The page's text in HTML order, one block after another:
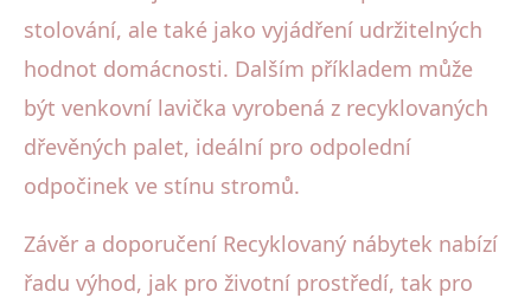
stolování, ale také jako vyjádření udržitelných
hodnot domácnosti. Dalším příkladem může
být venkovní lavička vyrobená z recyklovaných
dřevěných palet, ideální pro odpolední
odpočinek ve stínu stromů.
Závěr a doporučení Recyklovaný nábytek nabízí
řadu výhod, jak pro životní prostředí, tak pro